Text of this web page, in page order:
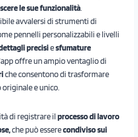
le sue funzionalità.
avvalersi di strumenti di
pennelli personalizzabili e livelli
precisiesfumature
offre un ampio ventaglio di
che consentono di trasformare
e unico.
di registrare il processo di lavoro
che può esserecondiviso sui